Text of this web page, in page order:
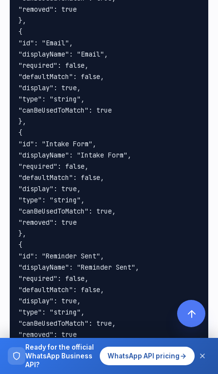
Ready for the official
WhatsApp Business
API?
WhatsApp API pricing